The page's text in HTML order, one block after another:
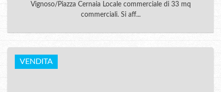
Vignoso/Piazza Cernaia Locale commerciale di 33 mq
commerciali. Si aff...
VENDITA